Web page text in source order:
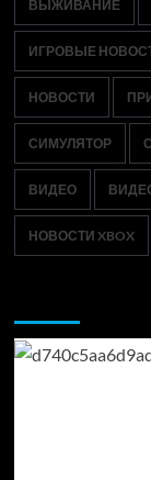
ВЫЖИВАНИЕ
ИГРОВЫЕ
НОВОСТИ
СИМУЛЯТОР
ВИДЕО
НОВОСТИ XBOX